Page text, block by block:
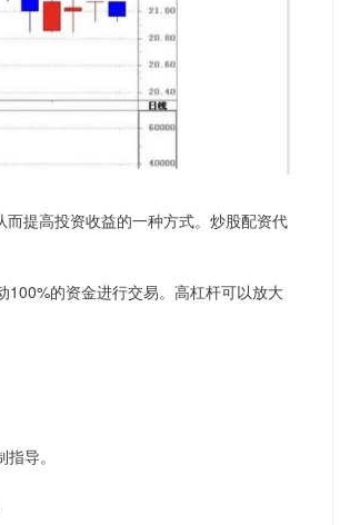
提高投资收益的一种方式。炒股配资代
的资金进行交易。高杠杆可以放大
导。